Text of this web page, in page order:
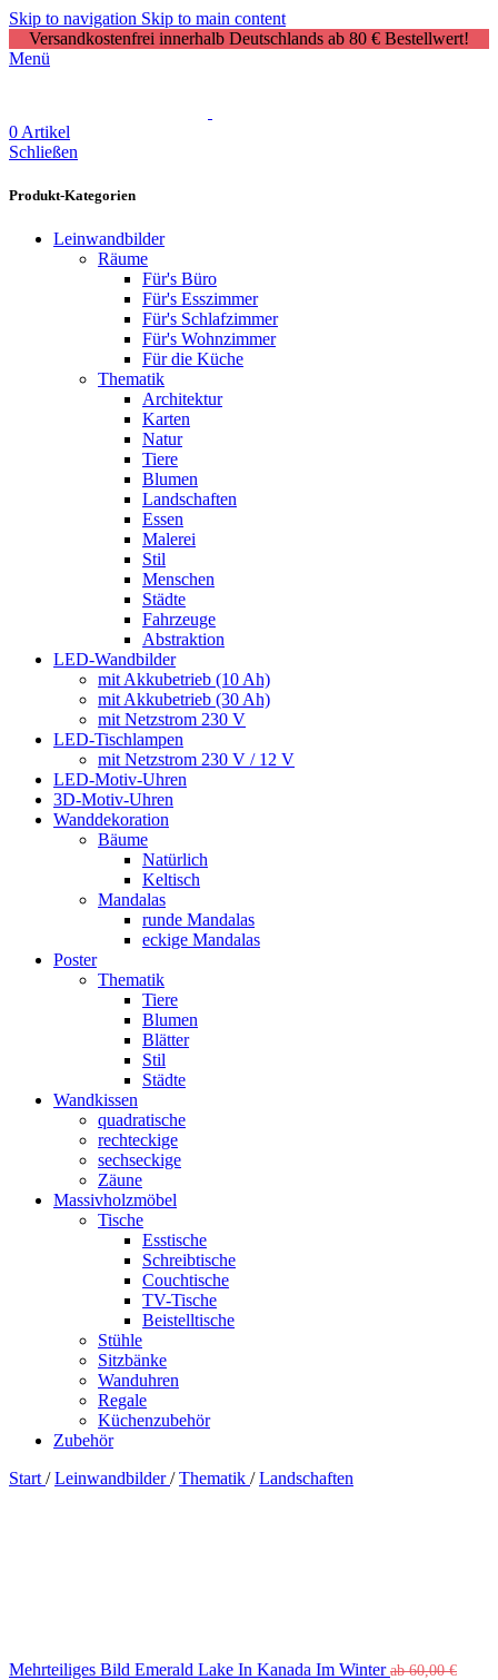
Skip to navigation Skip to main content
Versandkostenfrei innerhalb Deutschlands ab 80 € Bestellwert!
Menü
0 Artikel
Schließen
Produkt-Kategorien
Leinwandbilder
Räume
Für's Büro
Für's Esszimmer
Für's Schlafzimmer
Für's Wohnzimmer
Für die Küche
Thematik
Architektur
Karten
Natur
Tiere
Blumen
Landschaften
Essen
Malerei
Stil
Menschen
Städte
Fahrzeuge
Abstraktion
LED-Wandbilder
mit Akkubetrieb (10 Ah)
mit Akkubetrieb (30 Ah)
mit Netzstrom 230 V
LED-Tischlampen
mit Netzstrom 230 V / 12 V
LED-Motiv-Uhren
3D-Motiv-Uhren
Wanddekoration
Bäume
Natürlich
Keltisch
Mandalas
runde Mandalas
eckige Mandalas
Poster
Thematik
Tiere
Blumen
Blätter
Stil
Städte
Wandkissen
quadratische
rechteckige
sechseckige
Zäune
Massivholzmöbel
Tische
Esstische
Schreibtische
Couchtische
TV-Tische
Beistelltische
Stühle
Sitzbänke
Wanduhren
Regale
Küchenzubehör
Zubehör
Start / Leinwandbilder/ Thematik / Landschaften
Mehrteiliges Bild Emerald Lake In Kanada Im Winterab60,00€